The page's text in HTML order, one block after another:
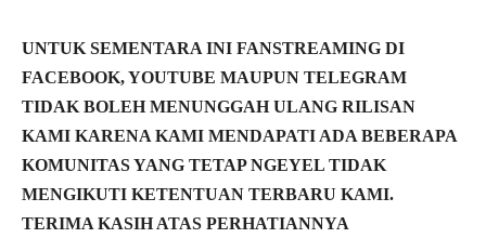
UNTUK SEMENTARA INI FANSTREAMING DI
FACEBOOK, YOUTUBE MAUPUN TELEGRAM
TIDAK BOLEH MENUNGGAH ULANG RILISAN
KAMI KARENA KAMI MENDAPATI ADA BEBERAPA
KOMUNITAS YANG TETAP NGEYEL TIDAK
MENGIKUTI KETENTUAN TERBARU KAMI.
TERIMA KASIH ATAS PERHATIANNYA